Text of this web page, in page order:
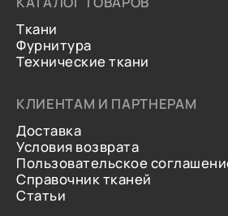
Ткани
Фурнитура
Технические ткани
КЛИЕНТАМ И ПАРТНЕРАМ
Доставка
Условия возврата
Пользовательское
Справочник тканей
Статьи